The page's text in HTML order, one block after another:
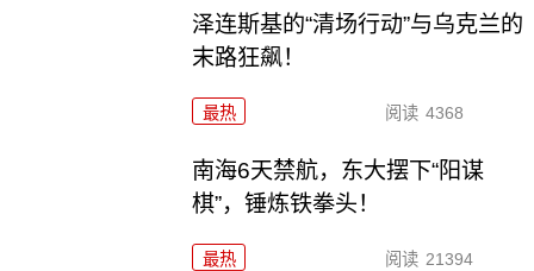
泽连斯基的“清场行动”与乌克兰的
末路狂飙！
最热 阅读 4368
南海6天禁航，东大摆下“阳谋
棋”，锤炼铁拳头！
最热 阅读 21394